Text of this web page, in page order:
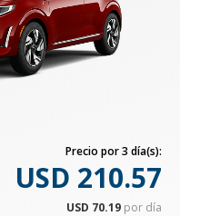
Precio por 3 día(s):
USD 210.57
USD 70.19 por día